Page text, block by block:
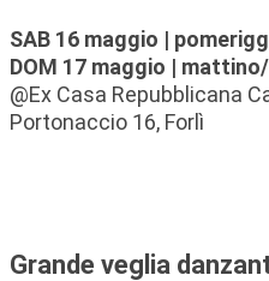
SAB 16 maggio |
DOM 17 maggio |
@Ex Casa Repubblicana
Portonaccio 16, Forlì
Grande veglia